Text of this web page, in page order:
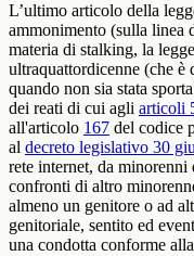
L’ultimo articolo della
ammonimento (sulla linea
materia di stalking, la
ultraquattordicenne (che
quando non sia stata
dei reati di cui agli articoli
all'articolo 167 del codice
al decreto legislativo 30
rete internet, da
confronti di altro
almeno un genitore o ad
genitoriale, sentito ed
una condotta conforme